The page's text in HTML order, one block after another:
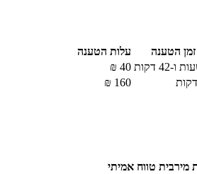
זמן הטענה
עלות הטענה
40
₪
דקות 160
₪
מירבית טווח אמיתי